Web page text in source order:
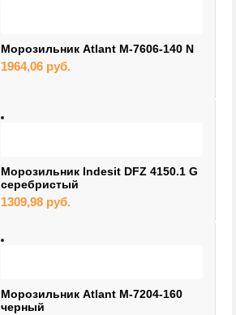
Морозильник Atlant М-7606-140 N
1964,06 руб.
Морозильник Indesit DFZ 4150.1 G
серебристый
1309,98 руб.
Морозильник Atlant М-7204-160
черный